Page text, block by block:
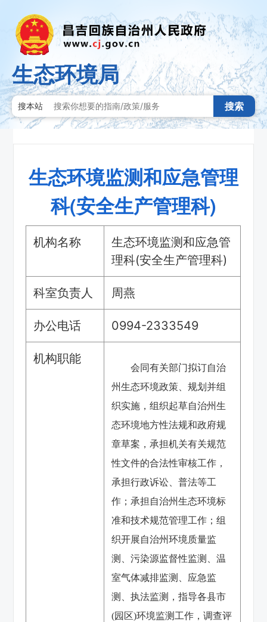
生态环境局
搜本站 搜索
生态环境监测和应急管理
科(安全生产管理科)
机构名称
生态环境监测和应急管
理科(安全生产管理科)
科室负责人 周燕
办公电话 0994-2333549
机构职能
会同有关部门拟订自治
州生态环境政策、规划并组
织实施，组织起草自治州生
态环境地方性法规和政府规
章草案，承担机关有关规范
性文件的合法性审核工作，
承担行政诉讼、普法等工
作；承担自治州生态环境标
准和技术规范管理工作；组
织开展自治州环境质量监
测、污染源监督性监测、温
室气体减排监测、应急监
测、执法监测，指导各县市
(园区)环境监测工作，调查评